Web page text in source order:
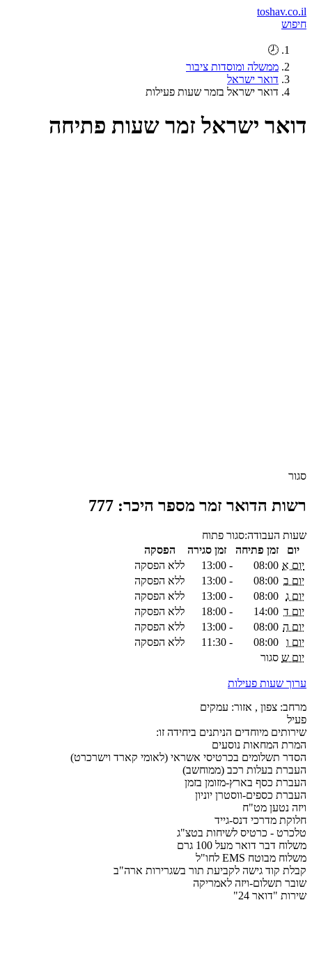
toshav.co.il
חיפוש
🕗
ממשלה ומוסדות ציבור
דואר ישראל
דואר ישראל בזמר שעות פעילות
דואר ישראל זמר שעות פתיחה
סגור
רשות הדואר זמר מספר היכר: 777
שעות העבודה:סגור פתוח
יום
זמן פתיחה זמן סגירה
הפסקה
יום א 08:00
-
13:00
ללא הפסקה
יום ב 08:00
-
13:00
ללא הפסקה
יום ג 08:00
-
13:00
ללא הפסקה
יום ד 14:00
-
18:00
ללא הפסקה
יום ה 08:00
-
13:00
ללא הפסקה
יום ו
08:00
-
11:30
ללא הפסקה
יום ש סגור
ערוך שעות פעילות
מרחב: צפון , אזור: עמקים
פעיל
שירותים מיוחדים הניתנים ביחידה זו:
המרת המחאות נוסעים
הסדר תשלומים בכרטיסי אשראי (לאומי קארד וישרכרט)
העברת בעלות רכב (ממוחשב)
העברת כסף בארץ-מזומן בזמן
העברת כספים-ווסטרן יוניון
ויזה נטען מט"ח
חלוקת מדרכי דנס-גייד
טלכרט - כרטיס לשיחות בטצ"ג
משלוח דבר דואר מעל 100 גרם
משלוח מבוטח EMS לחו"ל
קבלת קוד גישה לקביעת תור בשגרירות ארה"ב
שובר תשלום-ויזה לאמריקה
שירות "דואר 24"